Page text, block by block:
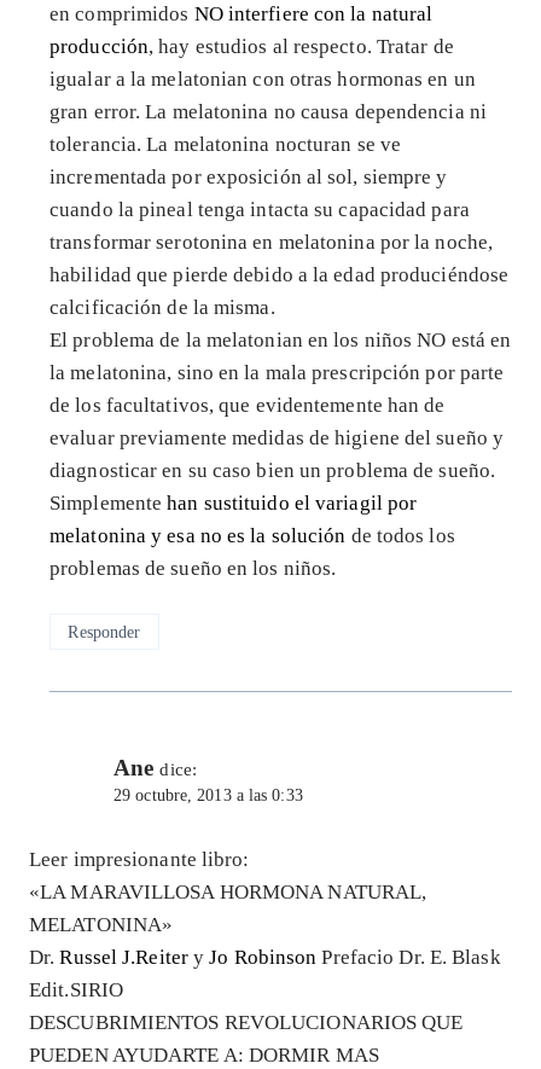
en comprimidos NO interfiere con la natural
producción, hay estudios al respecto. Tratar de
igualar a la melatonian con otras hormonas en un
gran error. La melatonina no causa dependencia ni
tolerancia. La melatonina nocturan se ve
incrementada por exposición al sol, siempre y
cuando la pineal tenga intacta su capacidad para
transformar serotonina en melatonina por la noche,
habilidad que pierde debido a la edad produciéndose
calcificación de la misma.
El problema de la melatonian en los niños NO está en
la melatonina, sino en la mala prescripción por parte
de los facultativos, que evidentemente han de
evaluar previamente medidas de higiene del sueño y
diagnosticar en su caso bien un problema de sueño.
Simplementehan sustituido el variagil por
melatonina y esa no es la solución de todos los
problemas de sueño en los niños.
Responder
Ane dice:
29 octubre, 2013 a las 0:33
Leer impresionante libro:
«LA MARAVILLOSA HORMONA NATURAL,
MELATONINA»
Dr.Russel J.ReiteryJo Robinson Prefacio Dr. E. Blask
Edit.SIRIO
DESCUBRIMIENTOS REVOLUCIONARIOS QUE
PUEDEN AYUDARTE A: DORMIR MAS